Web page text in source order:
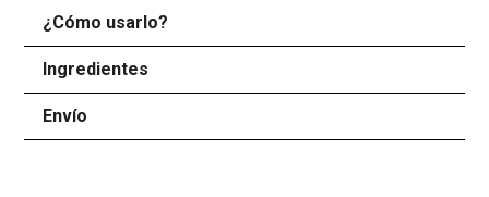
¿Cómo usarlo?
Ingredientes
Envío